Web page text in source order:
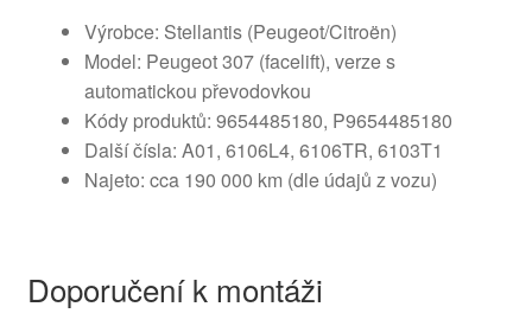
Výrobce: Stellantis (Peugeot/Citroën)
Model: Peugeot 307 (facelift), verze s
automatickou převodovkou
Kódy produktů: 9654485180, P9654485180
Další čísla: A01, 6106L4, 6106TR, 6103T1
Najeto: cca 190 000 km (dle údajů z vozu)
Doporučení k montáži